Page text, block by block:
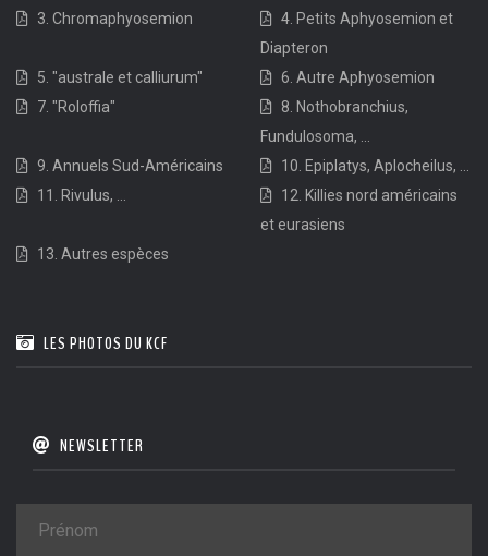
3. Chromaphyosemion
4. Petits Aphyosemion et
Diapteron
5. "australe et calliurum"
6. Autre Aphyosemion
7. "Roloffia"
8. Nothobranchius,
Fundulosoma, ...
9. Annuels Sud-Américains
10. Epiplatys, Aplocheilus, ...
11. Rivulus, ...
12. Killies nord américains
et eurasiens
13. Autres espèces
LES PHOTOS DU KCF
NEWSLETTER